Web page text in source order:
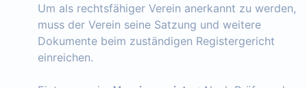
Um als rechtsfähiger Verein anerkannt zu werden,
muss der Verein seine Satzung und weitere
Dokumente beim zuständigen Registergericht
einreichen.